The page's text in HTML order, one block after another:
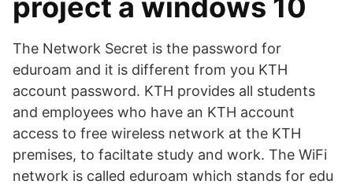
project a windows 10
The Network Secret is the password for
eduroam and it is different from you KTH
account password. KTH provides all students
and employees who have an KTH account
access to free wireless network at the KTH
premises, to faciltate study and work. The WiFi
network is called eduroam which stands for edu